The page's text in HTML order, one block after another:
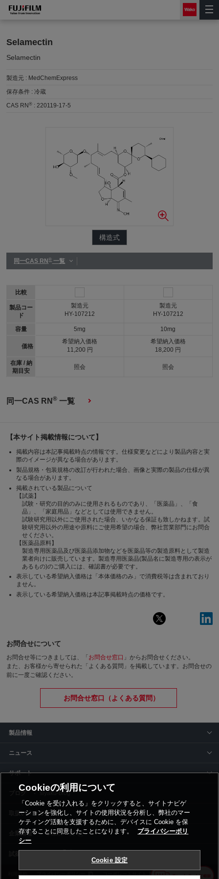
Selamectin
Selamectin
製造元 : MedChemExpress
保存条件 :冷蔵
CAS RN® :220119-17-5
構造式
同一CAS RN®一覧
比較
製品コー
ド
容量
価格
在庫 / 納
期目安
製造元
HY-107212
5mg
希望納入価格
11,200 円
照会
製造元
HY-107212
10mg
希望納入価格
18,200 円
照会
同一CAS RN® 一覧
【本サイト掲載情報について】
掲載内容は本記事掲載時点の情報です。仕様変更などにより製品内容と実
際のイメージが異なる場合があります。
製品規格・包装規格の改訂が行われた場合、画像と実際の製品の仕様が異
なる場合があります。
掲載されている製品について
【試薬】
試験・研究の目的のみに使用されるものであり、「医薬品」、「食
品」、「家庭用品」などとしては使用できません。
試験研究用以外にご使用された場合、いかなる保証も致しかねます。試
験研究用以外の用途や原料にご使用希望の場合、弊社営業部門にお問合
せください。
【医薬品原料】
製造専用医薬品及び医薬品添加物などを医薬品等の製造原料として製造
業者向けに販売しています。製造専用医薬品(製品名に製造専用の表示が
あるもの)のご購入には、確認書が必要です。
表示している希望納入価格は「本体価格のみ」で消費税等は含まれており
ません。
表示している希望納入価格は本記事掲載時点の価格です。
お問合せについて
お問合せ等につきましては、「 お問合せ窓口 」からお問合せください。
また、お客様から寄せられた「よくある質問」を掲載しています。お問合せの
前に一度ご確認ください。
お問合せ窓口（よくある質問）
製品情報
ニュース
サポート
siyaku-blog
取扱いメーカー
事業所一覧
利用規約 プライバシーポリシー コーポレートサイト Cookie設定
Cookieの利用について
「Cookie を受け入れる」をクリックすると、サイトナビゲ
ーションを強化し、サイトの使用状況を分析し、弊社のマー
ケティング活動を支援するために、デバイスに Cookie を保
存することに同意したことになります。
プライバシーポリ
シー
Cookie 設定